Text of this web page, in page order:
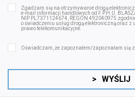
Zgadzam się na otrzymywanie drogą
e-mail informacji handlowych od F.P.H.U.
NIP PL7371124674, REGON 492040975
o świadczeniu usług drogą elektroniczną oraz
prawo telekomunikacyjne.
Oświadczam, że zapoznałem/zapoznałam się z
> WYŚLIJ